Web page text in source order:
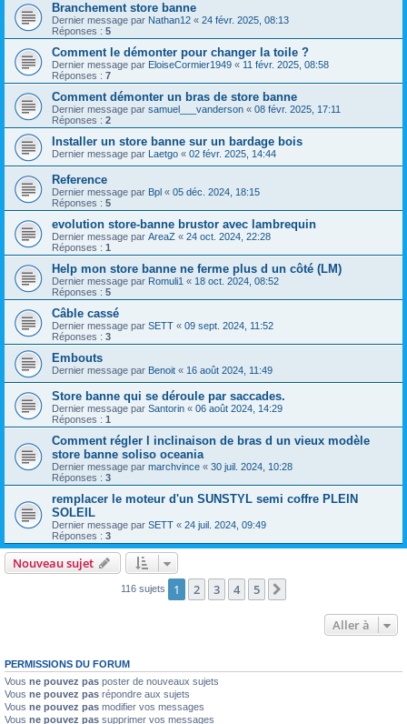
Branchement store banne
Dernier message par Nathan12 « 24 févr. 2025, 08:13
Réponses : 5
Comment le démonter pour changer la toile ?
Dernier message par EloiseCormier1949 « 11 févr. 2025, 08:58
Réponses : 7
Comment démonter un bras de store banne
Dernier message par samuel___vanderson « 08 févr. 2025, 17:11
Réponses : 2
Installer un store banne sur un bardage bois
Dernier message par Laetgo « 02 févr. 2025, 14:44
Reference
Dernier message par Bpl « 05 déc. 2024, 18:15
Réponses : 5
evolution store-banne brustor avec lambrequin
Dernier message par AreaZ « 24 oct. 2024, 22:28
Réponses : 1
Help mon store banne ne ferme plus d un côté (LM)
Dernier message par Romuli1 « 18 oct. 2024, 08:52
Réponses : 5
Câble cassé
Dernier message par SETT « 09 sept. 2024, 11:52
Réponses : 3
Embouts
Dernier message par Benoit « 16 août 2024, 11:49
Store banne qui se déroule par saccades.
Dernier message par Santorin « 06 août 2024, 14:29
Réponses : 1
Comment régler l inclinaison de bras d un vieux modèle
store banne soliso oceania
Dernier message par marchvince « 30 juil. 2024, 10:28
Réponses : 3
remplacer le moteur d'un SUNSTYL semi coffre PLEIN
SOLEIL
Dernier message par SETT « 24 juil. 2024, 09:49
Réponses : 3
Nouveau sujet
116 sujets 1 2 3 4 5
Aller à
PERMISSIONS DU FORUM
Vous ne pouvez pas poster de nouveaux sujets
Vous ne pouvez pas répondre aux sujets
Vous ne pouvez pas modifier vos messages
Vous ne pouvez pas supprimer vos messages